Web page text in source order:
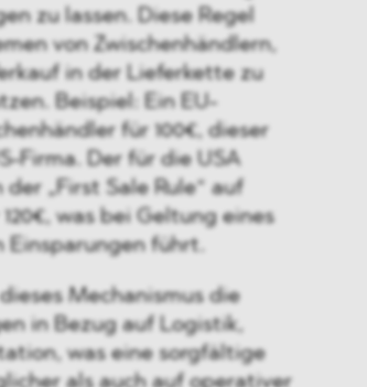
zu lassen. Diese Regel
von Zwischenhändlern,
in der Lieferkette zu
Beispiel: Ein EU-
für 100€, dieser
Firma. Der für die USA
„First Sale Rule“ auf
was bei Geltung eines
Einsparungen führt.
Mechanismus die
in Bezug auf Logistik,
was eine sorgfältige
als auch auf operativer